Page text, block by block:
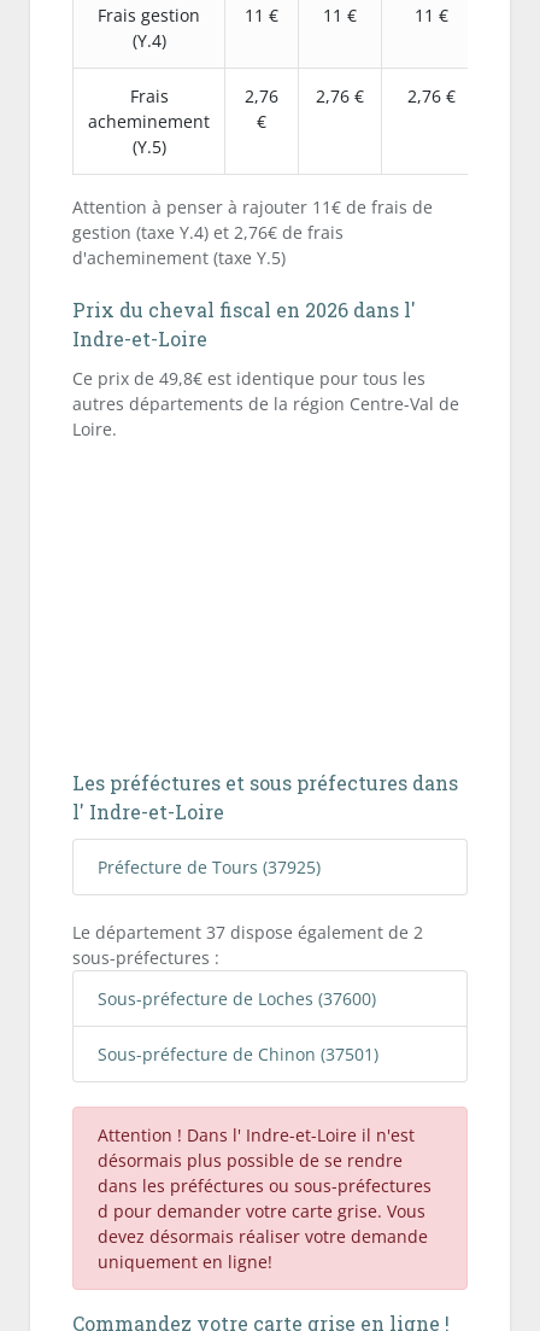
Frais gestion
(Y.4)
11 € 11 € 11 €
Frais
acheminement
(Y.5)
2,76
€
2,76 € 2,76 €
Attention à penser à rajouter 11€ de frais de
gestion (taxe Y.4) et 2,76€ de frais
d'acheminement (taxe Y.5)
Prix du cheval fiscal en 2026 dans l'
Indre-et-Loire
Ce prix de 49,8€ est identique pour tous les
autres départements de la région Centre-Val de
Loire.
Les préféctures et sous préfectures dans
l' Indre-et-Loire
Préfecture de Tours (37925)
Le département 37 dispose également de 2
sous-préfectures :
Sous-préfecture de Loches (37600)
Sous-préfecture de Chinon (37501)
Attention ! Dans l' Indre-et-Loire il n'est
désormais plus possible de se rendre
dans les préféctures ou sous-préfectures
d pour demander votre carte grise. Vous
devez désormais réaliser votre demande
uniquement en ligne!
Commandez votre carte grise en ligne !